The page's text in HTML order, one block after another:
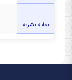
نمایه نشریه